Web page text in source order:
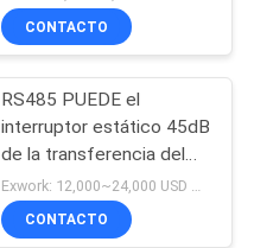
400V STS
CONTACTO
RS485 PUEDE el
interruptor estático 45dB
de la transferencia del
STS en rejilla apagado a
la rejilla
Exwork: 12,000~24,000 USD MOQ:1
CONTACTO